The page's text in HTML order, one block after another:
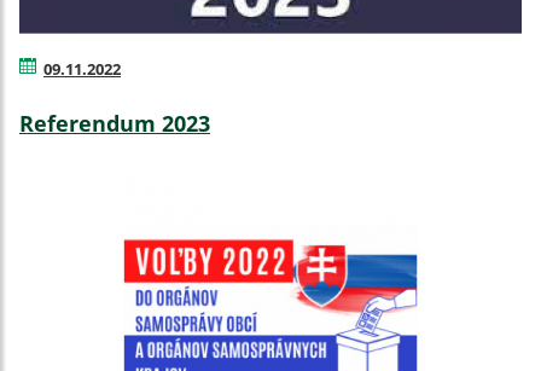
09.11.2022
Referendum 2023